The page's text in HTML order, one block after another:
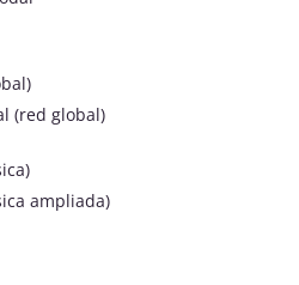
(red global)
ampliada)